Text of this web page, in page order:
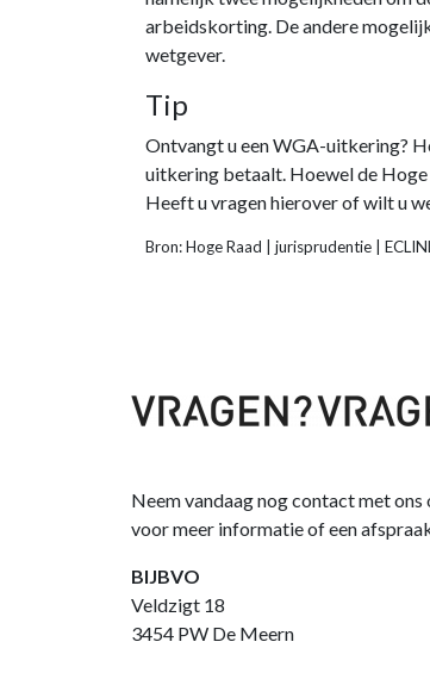
arbeidskorting. De andere
wetgever.
Tip
Ontvangt u een WGA-uitkering?
uitkering betaalt. Hoewel de Hoge
Heeft u vragen hierover of wilt u
Bron: Hoge Raad | jurisprudentie |
Neem vandaag nog contact met ons
voor meer informatie of een
BIJBVO
Veldzigt 18
3454 PW De Meern